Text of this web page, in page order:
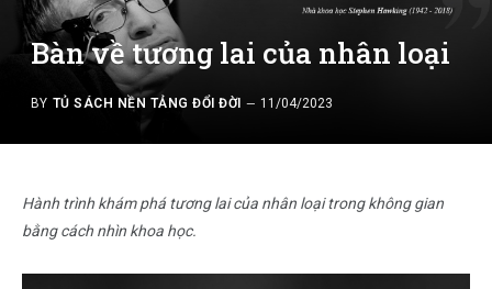
Bàn về tương lai của nhân loại
BY TỦ SÁCH NỀN TẢNG ĐỔI ĐỜI 11/04/2023
Hành trình khám phá tương lai của nhân loại trong không gian
bằng cách nhìn khoa học.